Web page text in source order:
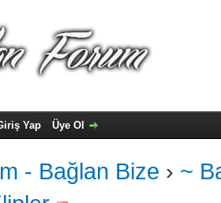
Yap Üye Ol
- Bağlan Bize › ~